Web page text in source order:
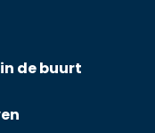
de buurt